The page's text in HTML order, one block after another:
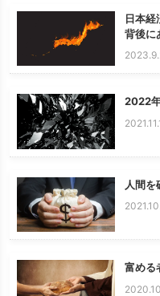
日本経
背後に
2022
人間
富める